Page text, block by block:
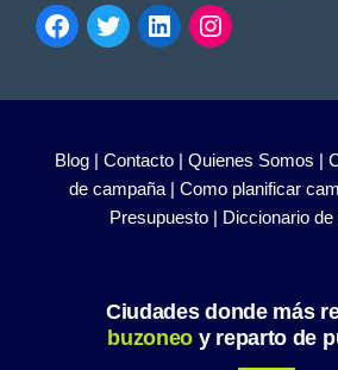
Blog | Contacto | Quienes Somos |
de campaña | Como planificar
Presupuesto | Diccionario
Ciudades donde más
buzoneo y reparto de